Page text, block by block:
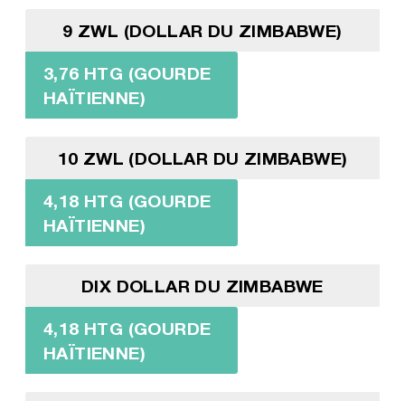
9 ZWL (DOLLAR DU ZIMBABWE)
3,76 HTG (GOURDE
HAÏTIENNE)
10 ZWL (DOLLAR DU ZIMBABWE)
4,18 HTG (GOURDE
HAÏTIENNE)
DIX DOLLAR DU ZIMBABWE
4,18 HTG (GOURDE
HAÏTIENNE)